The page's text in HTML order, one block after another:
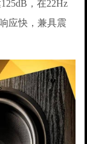
，在22Hz
应快，兼具震